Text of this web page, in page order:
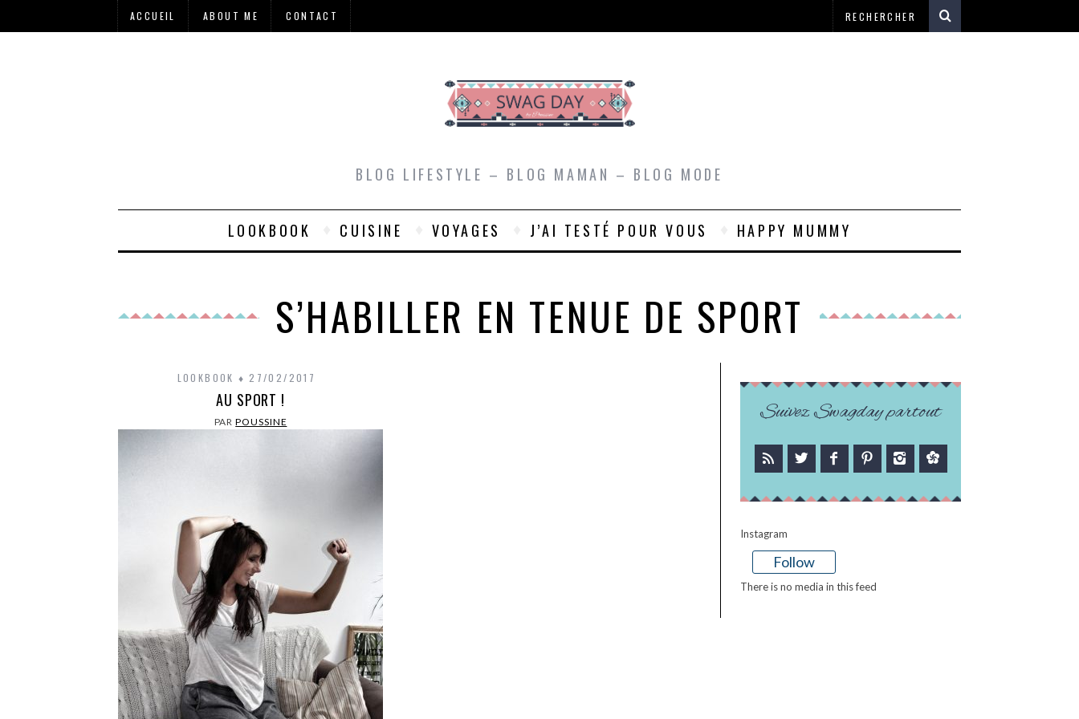
ACCUEIL ABOUT ME CONTACT
BLOG LIFESTYLE – BLOG MAMAN – BLOG MODE
LOOKBOOK CUISINE VOYAGES J’AI TESTÉ POUR VOUS HAPPY MUMMY
S’HABILLER EN TENUE DE SPORT
LOOKBOOK 27/02/2017
AU SPORT !
PARPOUSSINE Suivez Swagday partout
Instagram
Follow
There is no media in this feed